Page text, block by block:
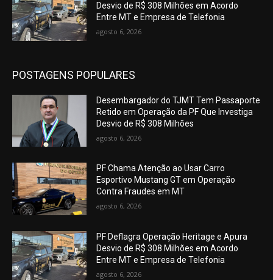
Desvio de R$ 308 Milhões em Acordo
Entre MT e Empresa de Telefonia
agosto 6, 2026
POSTAGENS POPULARES
Desembargador do TJMT Tem Passaporte
Retido em Operação da PF Que Investiga
Desvio de R$ 308 Milhões
agosto 6, 2026
PF Chama Atenção ao Usar Carro
Esportivo Mustang GT em Operação
Contra Fraudes em MT
agosto 6, 2026
PF Deflagra Operação Heritage e Apura
Desvio de R$ 308 Milhões em Acordo
Entre MT e Empresa de Telefonia
agosto 6, 2026